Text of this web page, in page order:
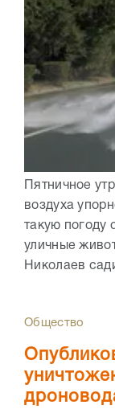
Пятничное
воздуха
такую погоду
уличные
Николаев
Общество